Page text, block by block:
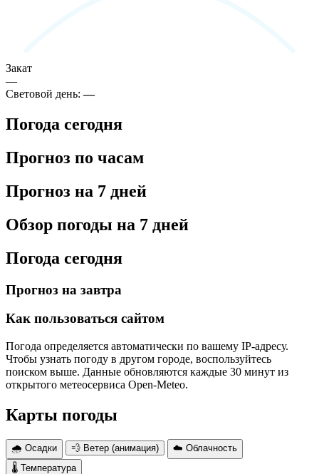
Закат
—
Световой день:—
Погода сегодня
Прогноз по часам
Прогноз на 7 дней
Обзор погоды на 7 дней
Погода сегодня
Прогноз на завтра
Как пользоваться сайтом
Погода определяется автоматически по вашему IP-адресу.
Чтобы узнать погоду в другом городе, воспользуйтесь
поиском выше. Данные обновляются каждые 30 минут из
открытого метеосервиса Open-Meteo.
Карты погоды
🌧 Осадки 💨 Ветер (анимация)
☁️ Облачность
🌡 Температура